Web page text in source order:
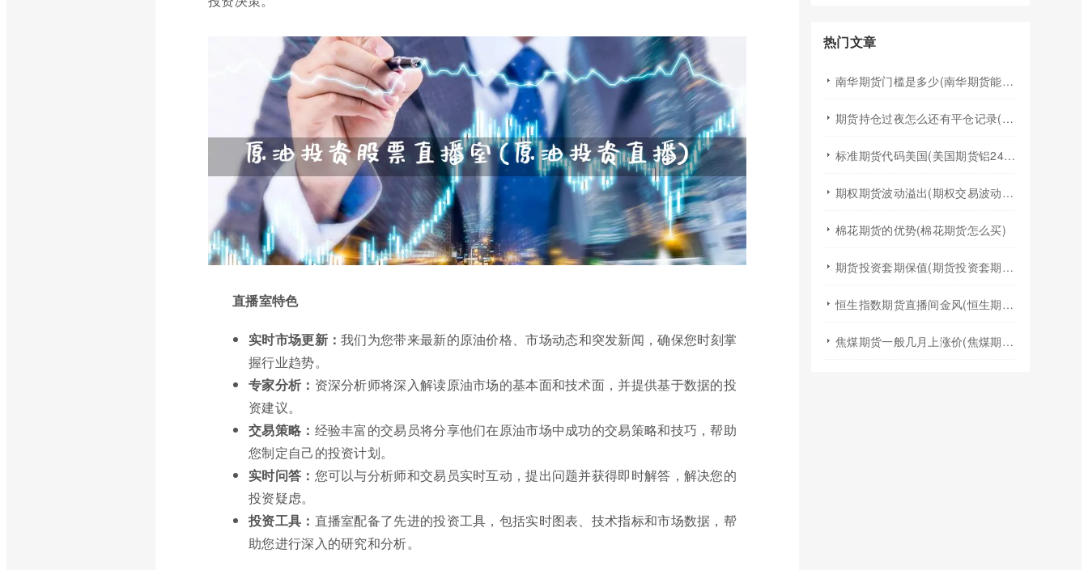
直播室特色
实时市场更新：我们为您带来最新的原油价格、市场动态和突发新闻，确保您时刻掌
握行业趋势。
专家分析： 资深分析师将深入解读原油市场的基本面和技术面，并提供基于数据的投
资建议。
交易策略： 经验丰富的交易员将分享他们在原油市场中成功的交易策略和技巧，帮助
您制定自己的投资计划。
实时问答： 您可以与分析师和交易员实时互动，提出问题并获得即时解答，解决您的
投资疑虑。
投资工具： 直播室配备了先进的投资工具，包括实时图表、技术指标和市场数据，帮
助您进行深入的研究和分析。
热门文章
南华期货门槛是多少(南华期货能做国际期货吗)
期货持仓过夜怎么还有平仓记录(期货持仓过夜手续费)
标准期货代码美国(美国期货铝24小时行情代码)
期权期货波动溢出(期权交易波动率)
棉花期货的优势(棉花期货怎么买)
期货投资套期保值(期货投资套期保值什么意思)
恒生指数期货直播间金风(恒生期货夜盘行情)
焦煤期货一般几月上涨价(焦煤期货夏天涨价吗)